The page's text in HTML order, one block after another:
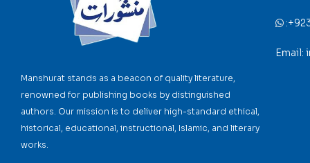
Manshurat stands as a beacon of quality literature,
renowned for publishing books by distinguished
authors. Our mission is to deliver high-standard ethical,
historical, educational, instructional, Islamic, and literary
works.
:
Email: